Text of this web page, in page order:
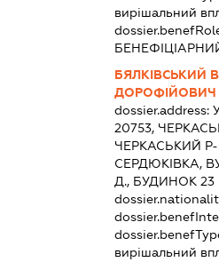
вирішальний
БЯЛКІВСЬКИЙ
ДОРОФІЙОВИЧ
dossier.address:
20753,
ЧЕРКАСЬКИЙ
СЕРДЮКІВКА,
Д., БУДИНОК 23
вирішальний